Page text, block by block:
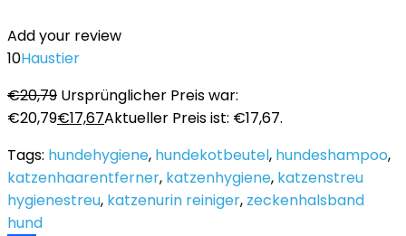
Add your review
10Haustier
€20,79 Ursprünglicher Preis war:
€20,79€17,67Aktueller Preis ist: €17,67.
Tags: hundehygiene, hundekotbeutel, hundeshampoo,
katzenhaarentferner, katzenhygiene, katzenstreu
hygienestreu, katzenurin reiniger, zeckenhalsband
hund